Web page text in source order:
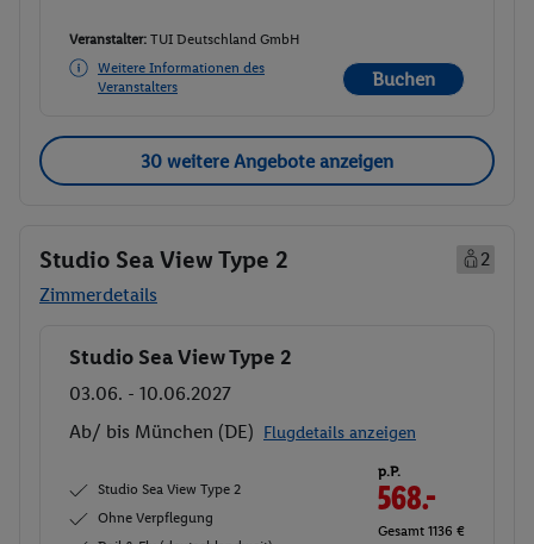
Veranstalter: TUI Deutschland GmbH
Weitere Informationen des
Veranstalters
Buchen
30 weitere Angebote anzeigen
Studio Sea View Type 2
2
Zimmerdetails
Buchen
Studio Sea View Type 2
03.06. - 10.06.2027
Ab/ bis München (DE) Flugdetails anzeigen
Studio Sea View Type 2
Ohne Verpflegung
p.P.
568.-
Gesamt 1136 €